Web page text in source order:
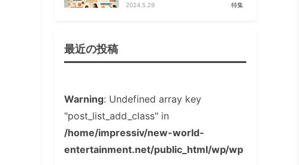
2024.5.29 特集
最近の投稿
Warning: Undefined array key
"post_list_add_class" in
/home/impressiv/new-world-
entertainment.net/public_html/wp/wp